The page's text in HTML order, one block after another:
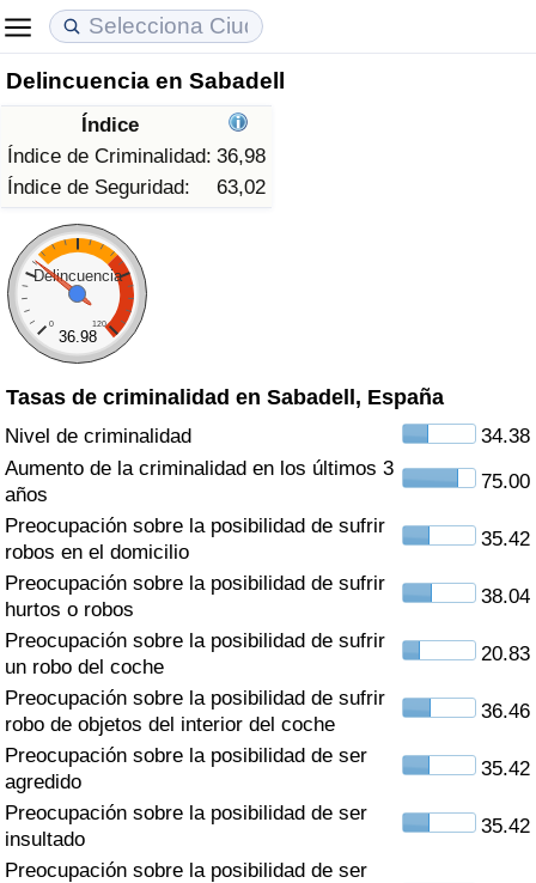
Delincuencia en Sabadell
Índice
Índice de Criminalidad: 36,98
Índice de Seguridad:
63,02
Delincuencia
0 120
36.98
Tasas de criminalidad en Sabadell, España
Nivel de criminalidad
34.38
Aumento de la criminalidad en los últimos 3
años
75.00
Preocupación sobre la posibilidad de sufrir
robos en el domicilio
35.42
Preocupación sobre la posibilidad de sufrir
hurtos o robos
38.04
Preocupación sobre la posibilidad de sufrir
un robo del coche
20.83
Preocupación sobre la posibilidad de sufrir
robo de objetos del interior del coche
36.46
Preocupación sobre la posibilidad de ser
agredido
35.42
Preocupación sobre la posibilidad de ser
insultado
35.42
Preocupación sobre la posibilidad de ser
Coste de vida
Índice de Costo de Vida (Actual)
Índice de Costo de Vida
Índice de costo de vida por país
en aqaba
Precios de las propiedades
Índice de Precios de Inmuebles (Actual)
Índice de Precios de Inmuebles
Índice de Precios de Inmuebles por País
Calidad de Vida
Índice de Calidad de Vida
Índice de Calidad de Vida (Actual)
Índice de calidad de vida por país
Delincuencia
Calificación del Índice de Criminalidad
(Actual)
Índice de Criminalidad
Índice de criminalidad por país
Sanidad
Índice de Sanidad (Actual)
Índice de Sanidad
Índice de Sanidad por País
Contaminación